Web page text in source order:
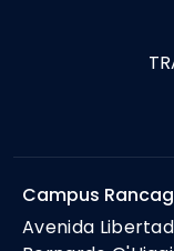
Campus
Avenida